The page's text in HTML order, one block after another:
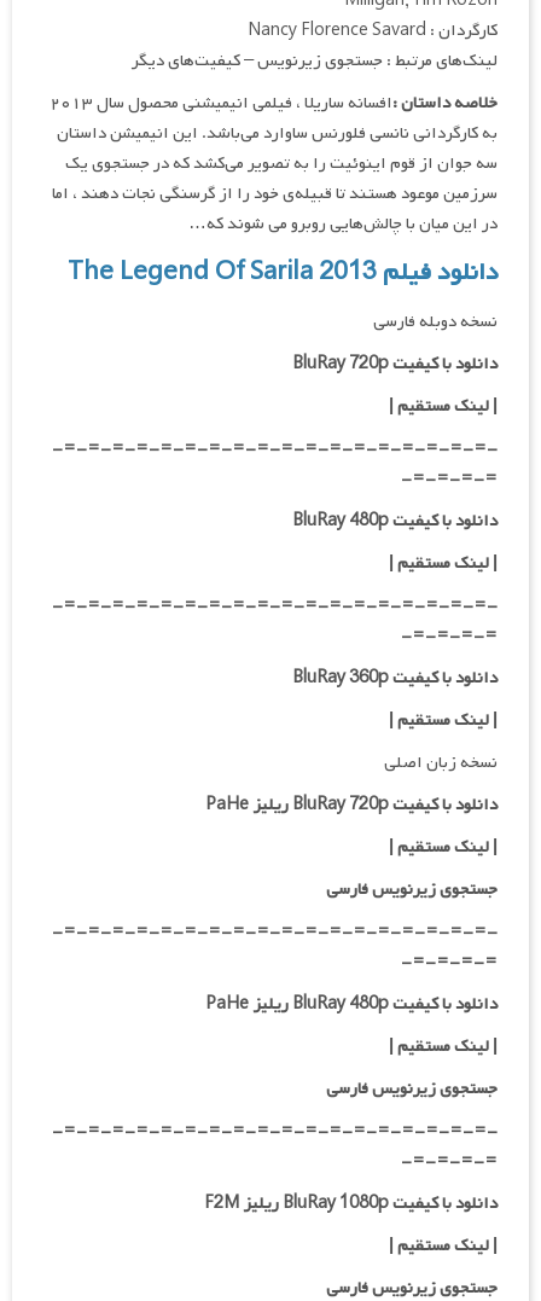
کارگردان : Nancy Florence Savard
لینک‌های مرتبط : جستجوی زیرنویس – کیفیت‌های دیگر
خلاصه داستان :
افسانه ساریلا ، فیلمی انیمیشنی محصول سال ۲۰۱۳
به کارگردانی نانسی فلورنس ساوارد می‌باشد. این انیمیشن داستان
سه جوان از قوم اینوئیت را به تصویر می‌کشد که در جستجوی یک
سرزمین موعود هستند تا قبیله‌ی خود را از گرسنگی نجات دهند ، اما
در این میان با چالش‌هایی روبرو می شوند که…
دانلود فیلم The Legend Of Sarila 2013
نسخه دوبله فارسی
دانلود با کیفیت BluRay 720p
| لینک مستقیم |
-=-=-=-=-=-=-=-=-=-=-=-=-=-=-=-=-=-=-
=-=-=-=-
دانلود با کیفیت BluRay 480p
| لینک مستقیم |
-=-=-=-=-=-=-=-=-=-=-=-=-=-=-=-=-=-=-
=-=-=-=-
دانلود با کیفیت BluRay 360p
| لینک مستقیم |
نسخه زبان اصلی
دانلود با کیفیت BluRay 720p ریلیز PaHe
| لینک مستقیم|
جستجوی زیرنویس فارسی
-=-=-=-=-=-=-=-=-=-=-=-=-=-=-=-=-=-=-
=-=-=-=-
دانلود با کیفیت BluRay 480p ریلیز PaHe
| لینک مستقیم|
جستجوی زیرنویس فارسی
-=-=-=-=-=-=-=-=-=-=-=-=-=-=-=-=-=-=-
=-=-=-=-
دانلود با کیفیت BluRay 1080p ریلیز F2M
| لینک مستقیم|
جستجوی زیرنویس فارسی